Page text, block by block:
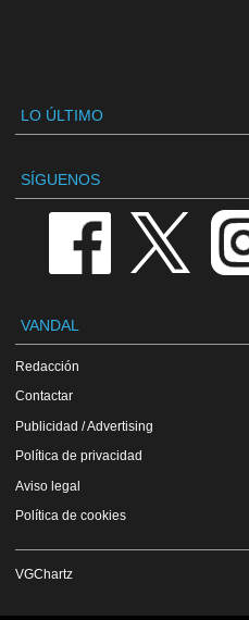
LO ÚLTIMO
SÍGUENOS
VANDAL
Redacción
Contactar
Publicidad / Advertising
Política de privacidad
Aviso legal
Política de cookies
VGChartz